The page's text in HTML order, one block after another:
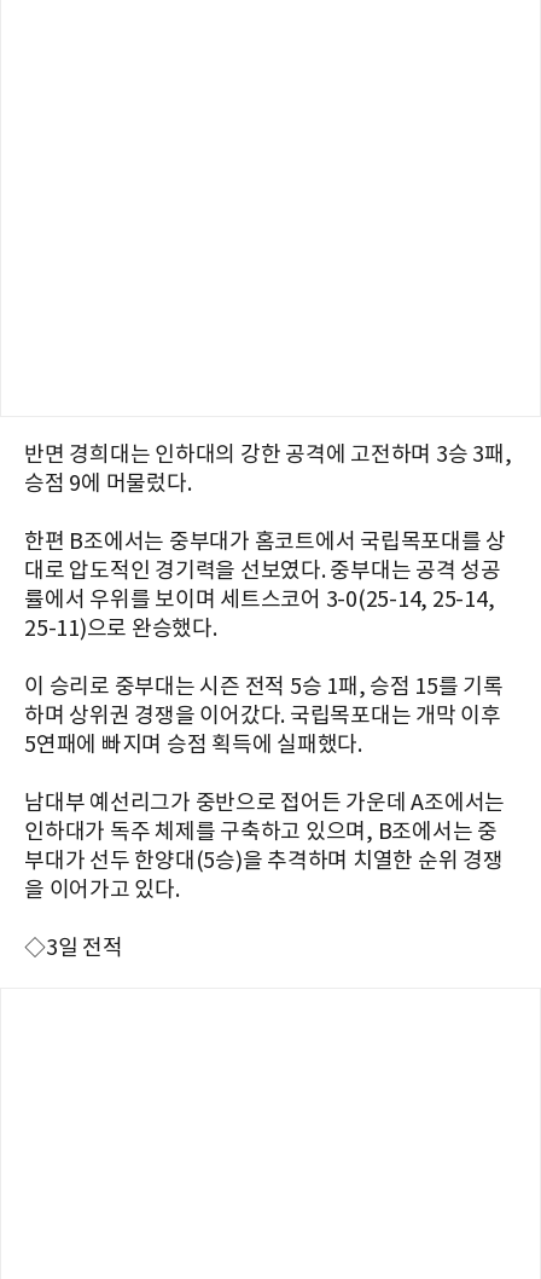
반면 경희대는 인하대의 강한 공격에 고전하며 3승 3패,
승점 9에 머물렀다.
한편 B조에서는 중부대가 홈코트에서 국립목포대를 상
대로 압도적인 경기력을 선보였다. 중부대는 공격 성공
률에서 우위를 보이며 세트스코어 3-0(25-14, 25-14,
25-11)으로 완승했다.
이 승리로 중부대는 시즌 전적 5승 1패, 승점 15를 기록
하며 상위권 경쟁을 이어갔다. 국립목포대는 개막 이후
5연패에 빠지며 승점 획득에 실패했다.
남대부 예선리그가 중반으로 접어든 가운데 A조에서는
인하대가 독주 체제를 구축하고 있으며, B조에서는 중
부대가 선두 한양대(5승)을 추격하며 치열한 순위 경쟁
을 이어가고 있다.
◇3일 전적